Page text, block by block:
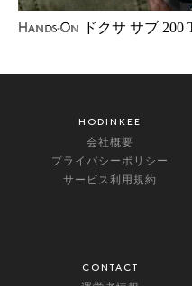
Hands-On ドクサ サブ
HODINKEE
会社概要
プライバシーポリシー
サービス利用規約
CONTACT